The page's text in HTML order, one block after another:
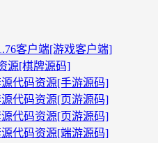
客户端[游戏客户端]
源[棋牌源码]
代码资源[手游源码]
代码资源[页游源码]
代码资源[页游源码]
代码资源[端游源码]